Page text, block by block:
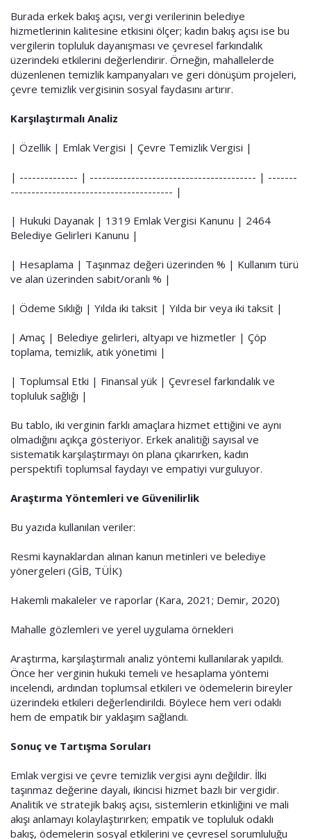
Burada erkek bakış açısı, vergi verilerinin belediye
hizmetlerinin kalitesine etkisini ölçer; kadın bakış açısı ise bu
vergilerin topluluk dayanışması ve çevresel farkındalık
üzerindeki etkilerini değerlendirir. Örneğin, mahallelerde
düzenlenen temizlik kampanyaları ve geri dönüşüm projeleri,
çevre temizlik vergisinin sosyal faydasını artırır.
Karşılaştırmalı Analiz
| Özellik | Emlak Vergisi | Çevre Temizlik Vergisi |
| -------------- | ---------------------------------------- | -------
--------------------------------------- |
| Hukuki Dayanak | 1319 Emlak Vergisi Kanunu | 2464
Belediye Gelirleri Kanunu |
| Hesaplama | Taşınmaz değeri üzerinden % | Kullanım türü
ve alan üzerinden sabit/oranlı % |
| Ödeme Sıklığı | Yılda iki taksit | Yılda bir veya iki taksit |
| Amaç | Belediye gelirleri, altyapı ve hizmetler | Çöp
toplama, temizlik, atık yönetimi |
| Toplumsal Etki | Finansal yük | Çevresel farkındalık ve
topluluk sağlığı |
Bu tablo, iki verginin farklı amaçlara hizmet ettiğini ve aynı
olmadığını açıkça gösteriyor. Erkek analitiği sayısal ve
sistematik karşılaştırmayı ön plana çıkarırken, kadın
perspektifi toplumsal faydayı ve empatiyi vurguluyor.
Araştırma Yöntemleri ve Güvenilirlik
Bu yazıda kullanılan veriler:
Resmi kaynaklardan alınan kanun metinleri ve belediye
yönergeleri (GİB, TÜİK)
Hakemli makaleler ve raporlar (Kara, 2021; Demir, 2020)
Mahalle gözlemleri ve yerel uygulama örnekleri
Araştırma, karşılaştırmalı analiz yöntemi kullanılarak yapıldı.
Önce her verginin hukuki temeli ve hesaplama yöntemi
incelendi, ardından toplumsal etkileri ve ödemelerin bireyler
üzerindeki etkileri değerlendirildi. Böylece hem veri odaklı
hem de empatik bir yaklaşım sağlandı.
Sonuç ve Tartışma Soruları
Emlak vergisi ve çevre temizlik vergisi aynı değildir. İlki
taşınmaz değerine dayalı, ikincisi hizmet bazlı bir vergidir.
Analitik ve stratejik bakış açısı, sistemlerin etkinliğini ve mali
akışı anlamayı kolaylaştırırken; empatik ve topluluk odaklı
bakış, ödemelerin sosyal etkilerini ve çevresel sorumluluğu